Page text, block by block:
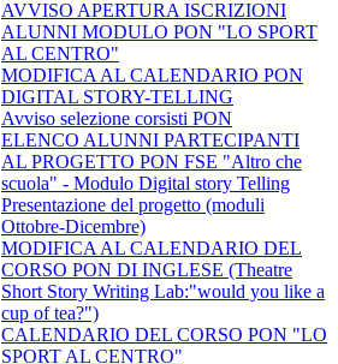
AVVISO APERTURA ISCRIZIONI
ALUNNI MODULO PON "LO SPORT
AL CENTRO"
MODIFICA AL CALENDARIO PON
DIGITAL STORY-TELLING
Avviso selezione corsisti PON
​ELENCO ALUNNI PARTECIPANTI
AL PROGETTO PON FSE "Altro che
scuola" - Modulo Digital story Telling
Presentazione del progetto (moduli
Ottobre-Dicembre)
​MODIFICA AL CALENDARIO DEL
CORSO PON DI INGLESE (Theatre
Short Story Writing Lab:"would you like a
cup of tea?")
CALENDARIO DEL CORSO PON "LO
SPORT AL CENTRO"